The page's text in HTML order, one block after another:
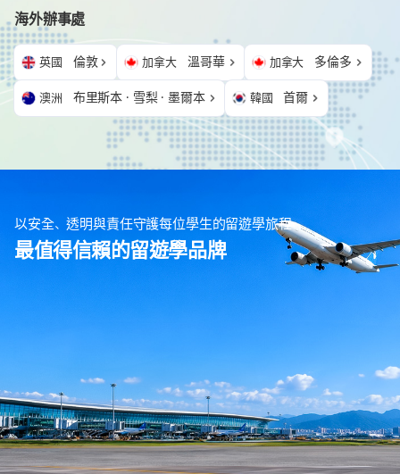
海外辦事處
英國 倫敦 加拿大 溫哥華 加拿大 多倫多
澳洲 布里斯本 · 雪梨 · 墨爾本 韓國 首爾
以安全、透明與責任守護每位學生的留遊學旅程
最值得信賴的留遊學品牌